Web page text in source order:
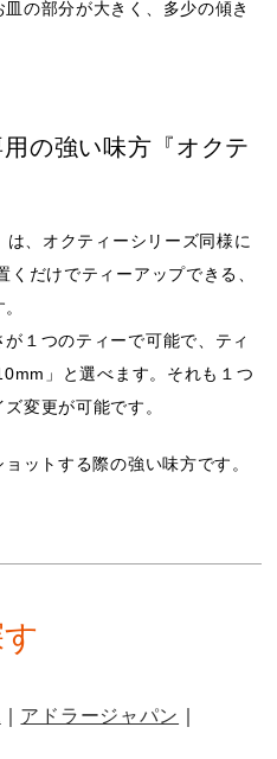
の部分が大きく、多少の傾き
の強い味方『オクテ
は、オクティーシリーズ同様に
だけでティーアップできる、
１つのティーで可能で、ティ
」と選べます。それも１つ
変更が可能です。
ットする際の強い味方です。
アドラージャパン